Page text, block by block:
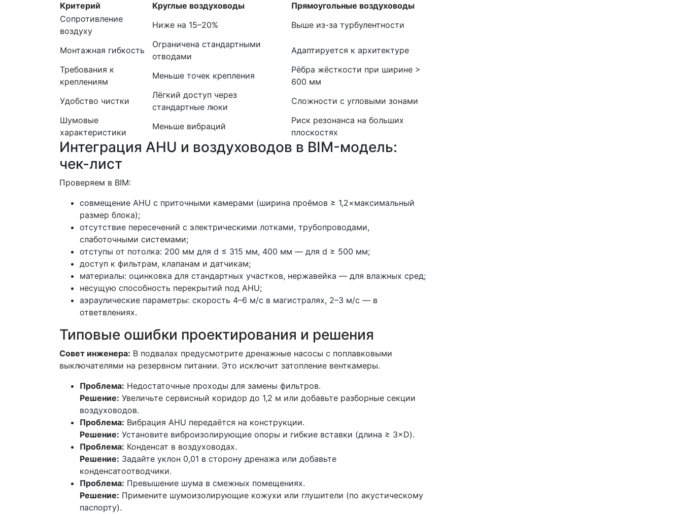
Критерий Круглые воздуховоды
Прямоугольные воздуховоды
Сопротивление
воздуху
Ниже на 15–20% Выше из-за турбулентности
Монтажная гибкость
Ограничена стандартными
отводами
Адаптируется к архитектуре
Требования к
креплениям
Меньше точек крепления
Рёбра жёсткости при ширине >
600 мм
Удобство чистки
Лёгкий доступ через
стандартные люки
Сложности с угловыми зонами
Шумовые
характеристики
Меньше вибраций
Риск резонанса на больших
плоскостях
Интеграция AHU и воздуховодов в BIM-модель:
чек-лист
Проверяем в BIM:
совмещение AHU с приточными камерами (ширина проёмов ≥ 1,2×максимальный
размер блока);
отсутствие пересечений с электрическими лотками, трубопроводами,
слаботочными системами;
отступы от потолка: 200 мм для d ≤ 315 мм, 400 мм — для d ≥ 500 мм;
доступ к фильтрам, клапанам и датчикам;
материалы: оцинковка для стандартных участков, нержавейка — для влажных сред;
несущую способность перекрытий под AHU;
аэраулические параметры: скорость 4–6 м/с в магистралях, 2–3 м/с — в
ответвлениях.
Типовые ошибки проектирования и решения
Совет инженера: В подвалах предусмотрите дренажные насосы с поплавковыми
выключателями на резервном питании. Это исключит затопление венткамеры.
Проблема: Недостаточные проходы для замены фильтров.
Решение: Увеличьте сервисный коридор до 1,2 м или добавьте разборные секции
воздуховодов.
Проблема: Вибрация AHU передаётся на конструкции.
Решение: Установите виброизолирующие опоры и гибкие вставки (длина ≥ 3×D).
Проблема: Конденсат в воздуховодах.
Решение: Задайте уклон 0,01 в сторону дренажа или добавьте
конденсатоотводчики.
Проблема: Превышение шума в смежных помещениях.
Решение: Примените шумоизолирующие кожухи или глушители (по акустическому
паспорту).